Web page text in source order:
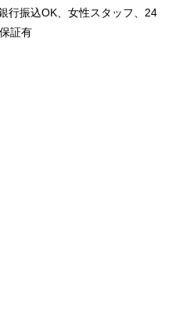
行振込OK、女性スタッフ、24
証有